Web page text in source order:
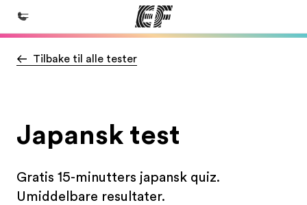
Hjem
Se alt vi tilbyr
Tilbake til alle tester
Japansk test
Gratis 15-minutters japansk quiz.
Umiddelbare resultater.